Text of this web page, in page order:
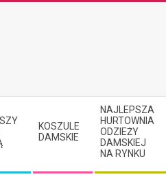
KOSZULE
DAMSKIE
NAJLEPSZA
HURTOWNIA
ODZIEŻY
DAMSKIEJ
NA RYNKU